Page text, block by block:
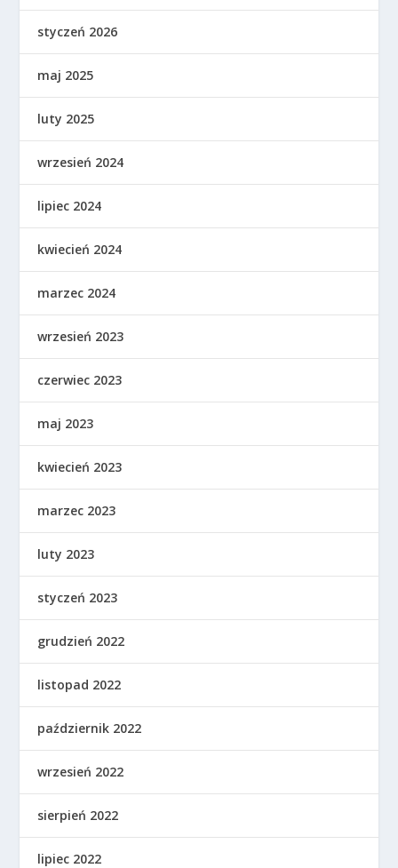
styczeń 2026
maj 2025
luty 2025
wrzesień 2024
lipiec 2024
kwiecień 2024
marzec 2024
wrzesień 2023
czerwiec 2023
maj 2023
kwiecień 2023
marzec 2023
luty 2023
styczeń 2023
grudzień 2022
listopad 2022
październik 2022
wrzesień 2022
sierpień 2022
lipiec 2022